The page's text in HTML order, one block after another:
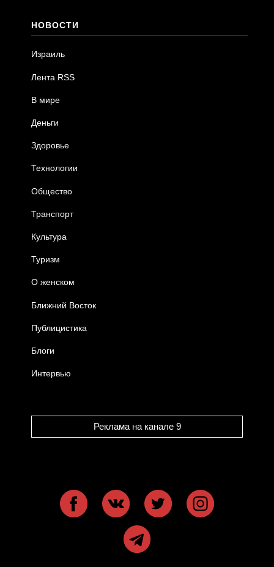
НОВОСТИ
Израиль
Лента RSS
В мире
Деньги
Здоровье
Технологии
Общество
Транспорт
Культура
Туризм
О женском
Ближний Восток
Публицистика
Блоги
Интервью
Реклама на канале 9